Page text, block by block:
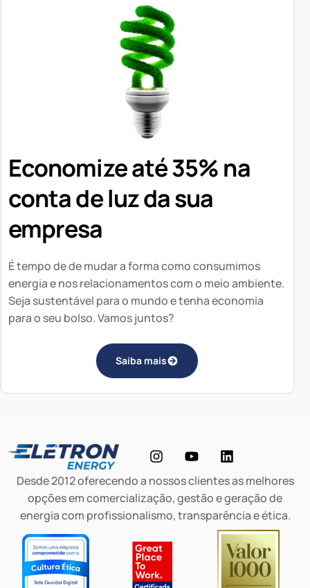
Economize até 35% na
conta de luz da sua
empresa
É tempo de de mudar a forma como consumimos
energia e nos relacionamentos com o meio ambiente.
Seja sustentável para o mundo e tenha economia
para o seu bolso. Vamos juntos?
Saiba mais
Desde 2012 oferecendo a nossos clientes as melhores
opções em comercialização, gestão e geração de
energia com profissionalismo, transparência e ética.